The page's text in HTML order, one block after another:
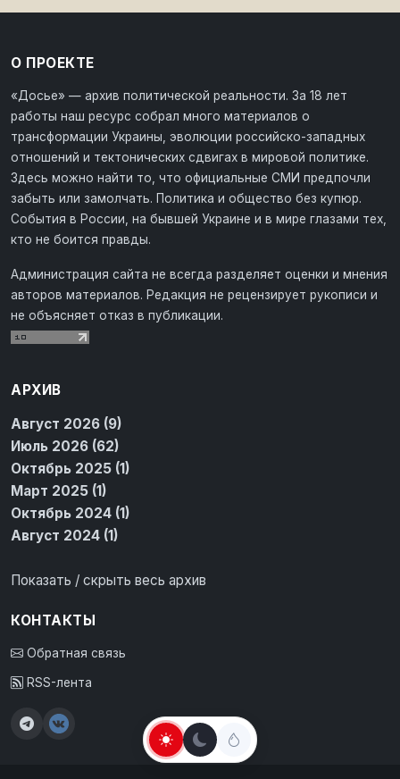
О ПРОЕКТЕ
«Досье» — архив политической реальности. За 18 лет
работы наш ресурс собрал много материалов о
трансформации Украины, эволюции российско-западных
отношений и тектонических сдвигах в мировой политике.
Здесь можно найти то, что официальные СМИ предпочли
забыть или замолчать. Политика и общество без купюр.
События в России, на бывшей Украине и в мире глазами тех,
кто не боится правды.
Администрация сайта не всегда разделяет оценки и мнения
авторов материалов. Редакция не рецензирует рукописи и
не объясняет отказ в публикации.
АРХИВ
Август 2026 (9)
Июль 2026 (62)
Октябрь 2025 (1)
Март 2025 (1)
Октябрь 2024 (1)
Август 2024 (1)
Показать / скрыть весь архив
КОНТАКТЫ
Обратная связь
RSS-лента